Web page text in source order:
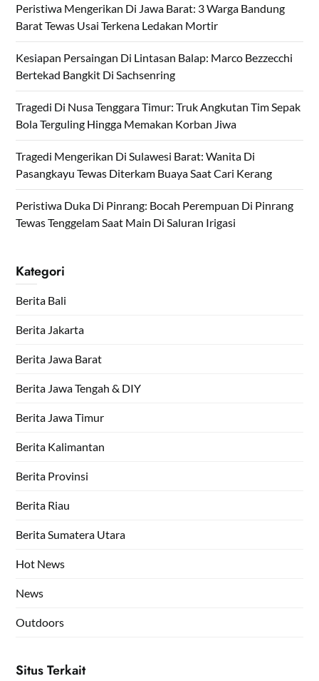
Peristiwa Mengerikan Di Jawa Barat: 3 Warga Bandung
Barat Tewas Usai Terkena Ledakan Mortir
Kesiapan Persaingan Di Lintasan Balap: Marco Bezzecchi
Bertekad Bangkit Di Sachsenring
Tragedi Di Nusa Tenggara Timur: Truk Angkutan Tim Sepak
Bola Terguling Hingga Memakan Korban Jiwa
Tragedi Mengerikan Di Sulawesi Barat: Wanita Di
Pasangkayu Tewas Diterkam Buaya Saat Cari Kerang
Peristiwa Duka Di Pinrang: Bocah Perempuan Di Pinrang
Tewas Tenggelam Saat Main Di Saluran Irigasi
Kategori
Berita Bali
Berita Jakarta
Berita Jawa Barat
Berita Jawa Tengah & DIY
Berita Jawa Timur
Berita Kalimantan
Berita Provinsi
Berita Riau
Berita Sumatera Utara
Hot News
News
Outdoors
Situs Terkait